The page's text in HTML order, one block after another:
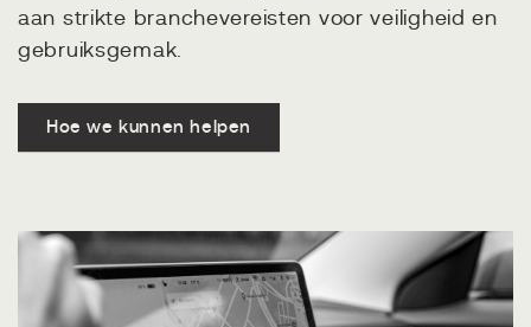
aan strikte branchevereisten voor veiligheid en
gebruiksgemak.
Hoe we kunnen helpen